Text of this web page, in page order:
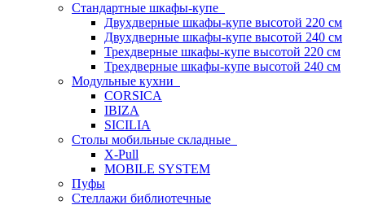
Стандартные шкафы-купе
Двухдверные шкафы-купе высотой 220 см
Двухдверные шкафы-купе высотой 240 см
Трехдверные шкафы-купе высотой 220 см
Трехдверные шкафы-купе высотой 240 см
Модульные кухни
CORSICA
IBIZA
SICILIA
Столы мобильные складные
X-Pull
MOBILE SYSTEM
Пуфы
Стеллажи библиотечные